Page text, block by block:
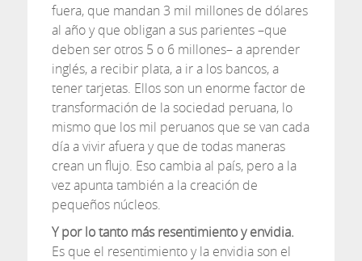
fuera, que mandan 3 mil millones de dólares
al año y que obligan a sus parientes –que
deben ser otros 5 o 6 millones– a aprender
inglés, a recibir plata, a ir a los bancos, a
tener tarjetas. Ellos son un enorme factor de
transformación de la sociedad peruana, lo
mismo que los mil peruanos que se van cada
día a vivir afuera y que de todas maneras
crean un flujo. Eso cambia al país, pero a la
vez apunta también a la creación de
pequeños núcleos.
Y por lo tanto más resentimiento y envidia.
Es que el resentimiento y la envidia son el